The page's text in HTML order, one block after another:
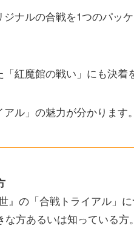
ナルの合戦を1つのパッ
紅魔館の戦い」にも決
ル」の魅力が分かります。
』の「合戦トライアル」に
方あるいは知っている方。